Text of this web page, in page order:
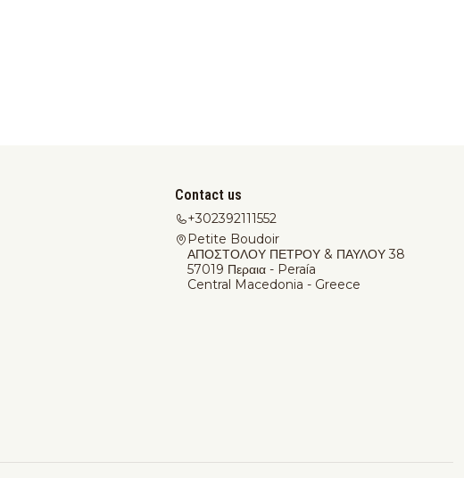
Contact us
+302392111552
Petite Boudoir
ΑΠΟΣΤΟΛΟΥ ΠΕΤΡΟΥ & ΠΑΥΛΟΥ 38
57019 Περαια - Peraía
Central Macedonia - Greece